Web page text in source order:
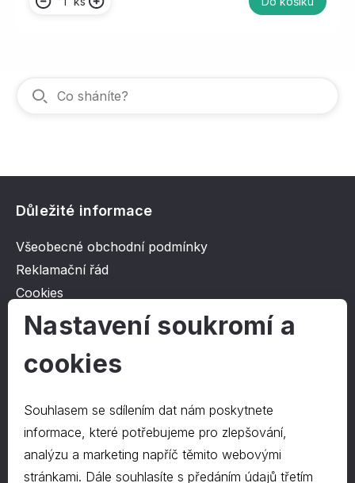
Důležité informace
Všeobecné obchodní podmínky
Reklamační řád
Cookies
Ochrana osobních údajů
O společnosti
Kontakt
O nás
Kontakty
Nastavení soukromí a
cookies
Souhlasem se sdílením dat nám poskytnete
informace, které potřebujeme pro zlepšování,
analýzu a marketing napříč těmito webovými
stránkami. Dále souhlasíte s předáním údajů třetím